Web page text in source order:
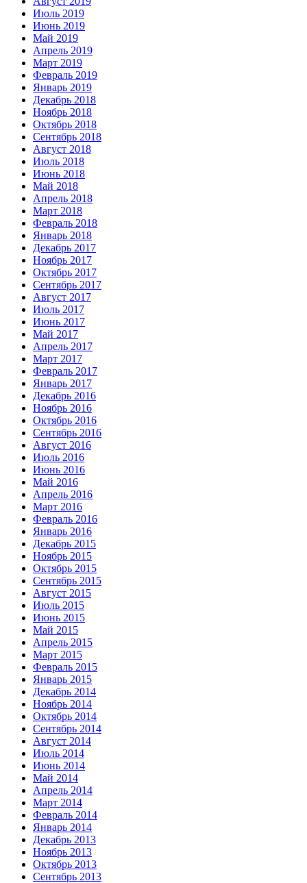
Июль 2019
Июнь 2019
Май 2019
Апрель 2019
Март 2019
Февраль 2019
Январь 2019
Декабрь 2018
Ноябрь 2018
Октябрь 2018
Сентябрь 2018
Август 2018
Июль 2018
Июнь 2018
Май 2018
Апрель 2018
Март 2018
Февраль 2018
Январь 2018
Декабрь 2017
Ноябрь 2017
Октябрь 2017
Сентябрь 2017
Август 2017
Июль 2017
Июнь 2017
Май 2017
Апрель 2017
Март 2017
Февраль 2017
Январь 2017
Декабрь 2016
Ноябрь 2016
Октябрь 2016
Сентябрь 2016
Август 2016
Июль 2016
Июнь 2016
Май 2016
Апрель 2016
Март 2016
Февраль 2016
Январь 2016
Декабрь 2015
Ноябрь 2015
Октябрь 2015
Сентябрь 2015
Август 2015
Июль 2015
Июнь 2015
Май 2015
Апрель 2015
Март 2015
Февраль 2015
Январь 2015
Декабрь 2014
Ноябрь 2014
Октябрь 2014
Сентябрь 2014
Август 2014
Июль 2014
Июнь 2014
Май 2014
Апрель 2014
Март 2014
Февраль 2014
Январь 2014
Декабрь 2013
Ноябрь 2013
Октябрь 2013
Сентябрь 2013